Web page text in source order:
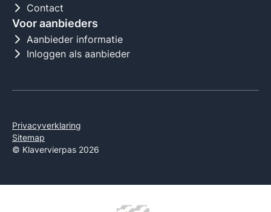
Contact
Voor aanbieders
Aanbieder informatie
Inloggen als aanbieder
Privacyverklaring
Sitemap
© Klavervierpas 2026